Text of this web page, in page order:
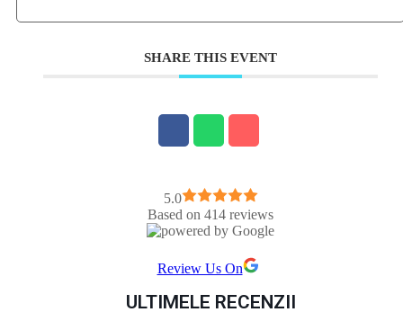
SHARE THIS EVENT
5.0
Based on 414 reviews
Review Us On
ULTIMELE RECENZII